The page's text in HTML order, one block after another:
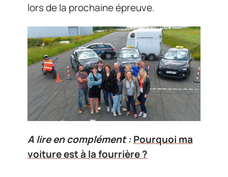
lors de la prochaine épreuve.
A lire en complément :Pourquoi ma
voiture est à la fourrière ?